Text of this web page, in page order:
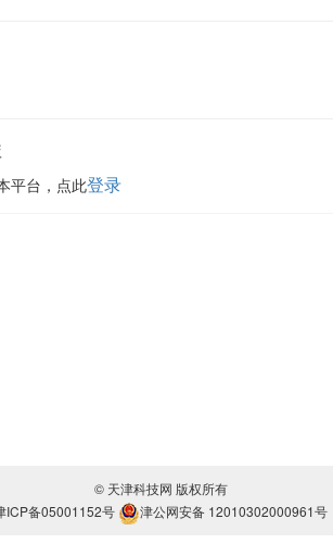
平台，点此登录
© 天津科技网 版权所有
ICP备05001152号
津公网安备 12010302000961号